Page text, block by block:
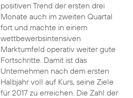
positiven Trend der ersten drei
Monate auch im zweiten Quartal
fort und machte in einem
wettbewerbsintensiven
Marktumfeld operativ weiter gute
Fortschritte. Damit ist das
Unternehmen nach dem ersten
Halbjahr voll auf Kurs, seine Ziele
für 2017 zu erreichen. Die Zahl der